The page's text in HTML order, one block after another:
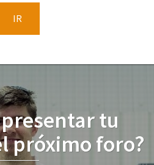
IR
tu
próximo foro?